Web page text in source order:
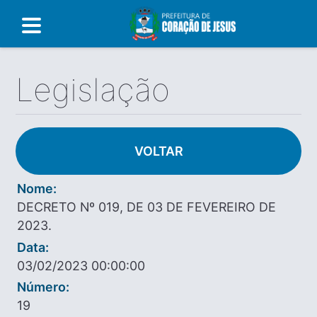
Legislação
VOLTAR
Nome:
DECRETO Nº 019, DE 03 DE FEVEREIRO DE
2023.
Data:
03/02/2023 00:00:00
Número:
19